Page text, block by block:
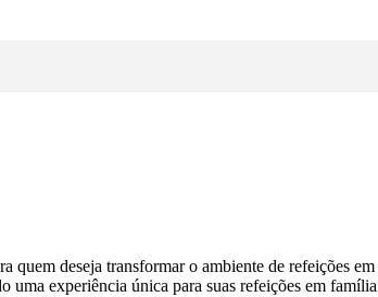
quem deseja transformar o ambiente de refeições
experiência única para suas refeições em